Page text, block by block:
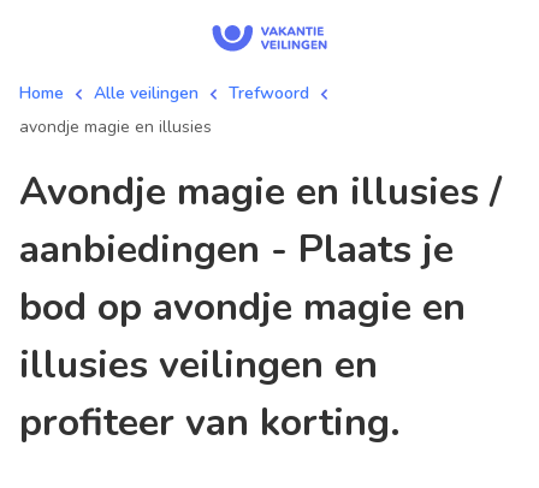
Home Alle veilingen
Trefwoord
avondje magie en illusies
avondje magie en illusies /
aanbiedingen - Plaats je
bod op avondje magie en
illusies veilingen en
profiteer van korting.